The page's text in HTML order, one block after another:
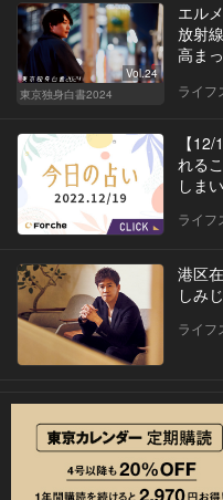
Vol.24
東京独身白書2024
エル
放射
高ま
ライフ
【
れる
しま
ライフ
港区
しみ
ライフ